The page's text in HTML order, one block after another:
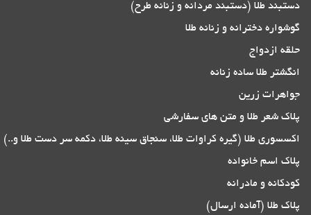
دستبند طلا (دستبند مردانه و زنانه طرح)
گوشواره دخترانه و زنانه طلا
حلقه ازدواج
انگشتر طلا ساده زنانه
جواهرات زرین
پلاک شعر طلا و متن های سفارشی
اکسسوری طلا (گیره کراوات طلا، سنجاق سینه طلا، دکمه سر دست طلا و..)
پلاک اسم خانواده
کودکانه و مادرانه
پلاک طلا (آماده ارسال)